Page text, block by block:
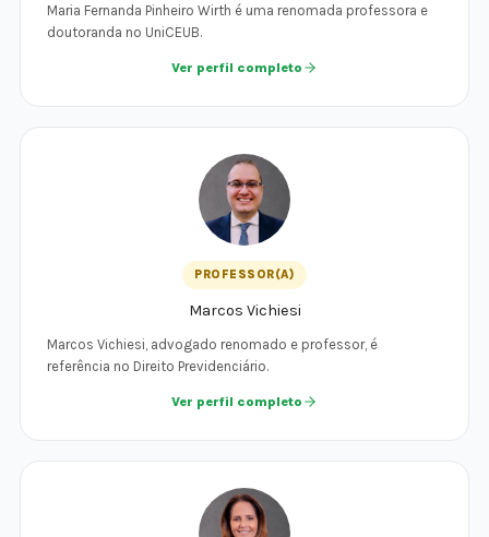
Maria Fernanda Pinheiro Wirth é uma renomada professora e
doutoranda no UniCEUB.
Ver perfil completo
PROFESSOR(A)
Marcos Vichiesi
Marcos Vichiesi, advogado renomado e professor, é
referência no Direito Previdenciário.
Ver perfil completo